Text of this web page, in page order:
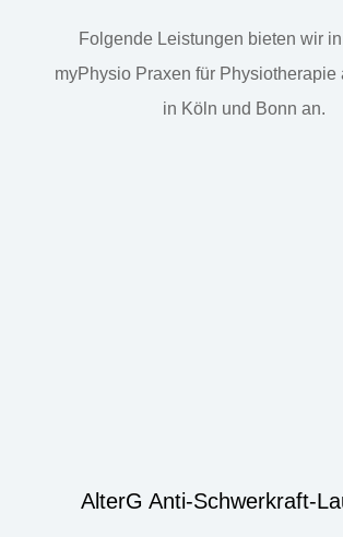
Folgende Leistungen bieten wir
myPhysio Praxen für Physiotherapie
in Köln und Bonn an.
AlterG Anti-Schwerkraft-